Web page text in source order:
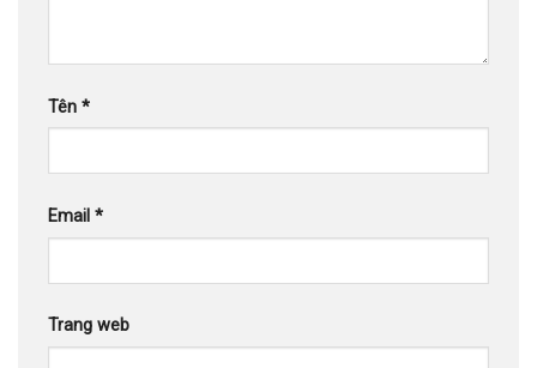
Tên *
Email *
Trang web